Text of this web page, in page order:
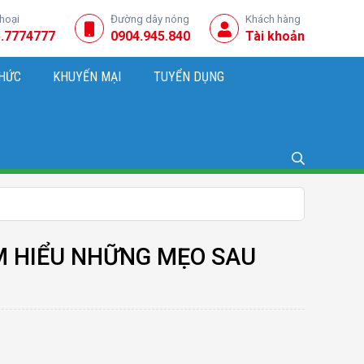
Đường dây nóng
0904.945.840
Khách hàng
Tài khoản
KHUYẾN MẠI TUYỂN DỤNG
HIỂU NHỮNG MẸO SAU